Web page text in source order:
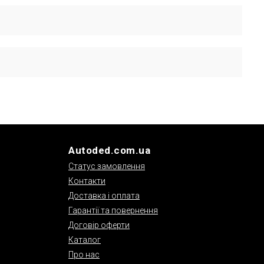
Autoded.com.ua
Статус замовлення
Контакти
Доставка і оплата
Гарантії та повернення
Договір оферти
Каталог
Про нас